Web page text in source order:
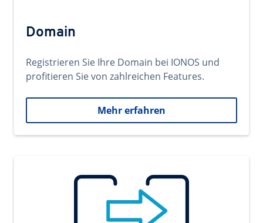
Domain
Registrieren Sie Ihre Domain bei IONOS und
profitieren Sie von zahlreichen Features.
Mehr erfahren